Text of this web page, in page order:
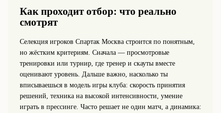
Как проходит отбор: что реально
смотрят
Селекция игроков Спартак Москва строится по понятным,
но жёстким критериям. Сначала — просмотровые
тренировки или турнир, где тренер и скауты вместе
оценивают уровень. Дальше важно, насколько ты
вписываешься в модель игры клуба: скорость принятия
решений, техника на высокой интенсивности, умение
играть в прессинге. Часто решает не один матч, а динамика: